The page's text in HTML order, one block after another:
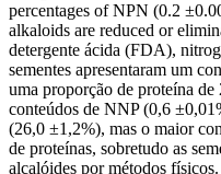
percentages of NPN (0.2
alkaloids are reduced or
detergente ácida (FDA),
sementes apresentaram um
uma proporção de proteína
conteúdos de NNP (0,6
(26,0 ±1,2%), mas o maior
de proteínas, sobretudo as
alcalóides por métodos físicos.